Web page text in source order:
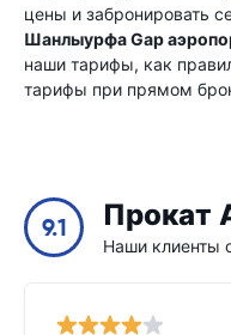
цены и забронировать
Шанлыурфа Gap
наши тарифы, как
тарифы при прямом
9.1 Прокат
Наши клиенты